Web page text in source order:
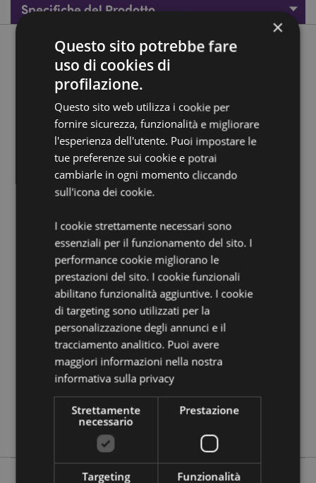
Specifiche del Prodotto
Descrizione del Prodotto
Carte da Gioco Standard - Scooter
Materiali:Carta e Cartoncino
Numero di Carte nel Mazzo:52 Standard più 2 Joker
Informazioni Aggiuntive:
Vuoi informazioni su come inoltrare un ordine
utilizzando il sito internet di Puckator?
Dettagli del Prodotto
Informazioni
Aggiuntive
Altezza 8.5cm Larghezza 6cm Profondità
0.1cm Misura Mazzo 9x6.5x2.5cm
5055071514364
120
0.114000
No
No
No
Scooter
×
Questo sito potrebbe fare
uso di cookies di
profilazione.
Questo sito web utilizza i cookie per
fornire sicurezza, funzionalità e migliorare
l'esperienza dell'utente. Puoi impostare le
tue preferenze sui cookie e potrai
cambiarle in ogni momento cliccando
sull'icona dei cookie.
I cookie strettamente necessari sono
essenziali per il funzionamento del sito. I
performance cookie migliorano le
prestazioni del sito. I cookie funzionali
abilitano funzionalità aggiuntive. I cookie
di targeting sono utilizzati per la
personalizzazione degli annunci e il
tracciamento analitico. Puoi avere
maggiori informazioni nella nostra
informativa sulla privacy
Strettamente
necessario
Prestazione
Targeting Funzionalità